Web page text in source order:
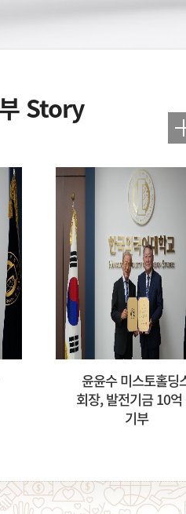
Story
윤수 미스토홀딩스
장, 발전기금 10억 원